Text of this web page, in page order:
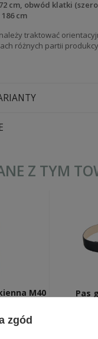
cm, obwód klatki
cm
traktować
różnych partii
Z TYM
M40
Pas
zgód